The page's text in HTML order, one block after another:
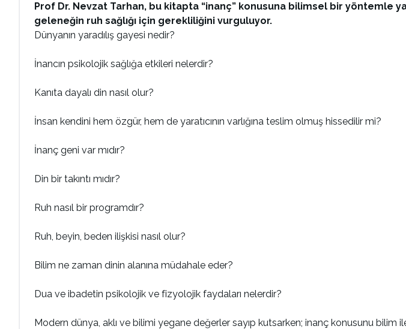
Prof Dr. Nevzat Tarhan, bu kitapta “inanç” konusuna bilimsel bir yöntemle
geleneğin ruh sağlığı için gerekliliğini vurguluyor.
Dünyanın yaradılış gayesi nedir?
İnancın psikolojik sağlığa etkileri nelerdir?
Kanıta dayalı din nasıl olur?
İnsan kendini hem özgür, hem de yaratıcının varlığına teslim olmuş hissedilir mi?
İnanç geni var mıdır?
Din bir takıntı mıdır?
Ruh nasıl bir programdır?
Ruh, beyin, beden ilişkisi nasıl olur?
Bilim ne zaman dinin alanına müdahale eder?
Dua ve ibadetin psikolojik ve fizyolojik faydaları nelerdir?
Modern dünya, aklı ve bilimi yegane değerler sayıp kutsarken; inanç konusunu